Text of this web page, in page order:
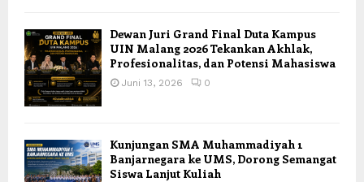
Dewan Juri Grand Final Duta Kampus
UIN Malang 2026 Tekankan Akhlak,
Profesionalitas, dan Potensi Mahasiswa
Juni 13, 2026 0
Kunjungan SMA Muhammadiyah 1
Banjarnegara ke UMS, Dorong Semangat
Siswa Lanjut Kuliah